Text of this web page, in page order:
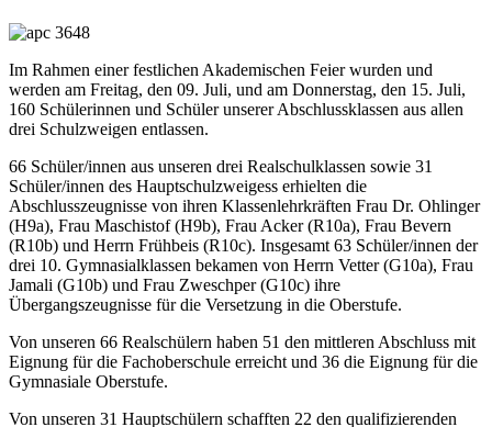
Im Rahmen einer festlichen Akademischen Feier wurden und
werden am Freitag, den 09. Juli, und am Donnerstag, den 15. Juli,
160 Schülerinnen und Schüler unserer Abschlussklassen aus allen
drei Schulzweigen entlassen.
66 Schüler/innen aus unseren drei Realschulklassen sowie 31
Schüler/innen des Hauptschulzweigess erhielten die
Abschlusszeugnisse von ihren Klassenlehrkräften Frau Dr. Ohlinger
(H9a), Frau Maschistof (H9b), Frau Acker (R10a), Frau Bevern
(R10b) und Herrn Frühbeis (R10c). Insgesamt 63 Schüler/innen der
drei 10. Gymnasialklassen bekamen von Herrn Vetter (G10a), Frau
Jamali (G10b) und Frau Zweschper (G10c) ihre
Übergangszeugnisse für die Versetzung in die Oberstufe.
Von unseren 66 Realschülern haben 51 den mittleren Abschluss mit
Eignung für die Fachoberschule erreicht und 36 die Eignung für die
Gymnasiale Oberstufe.
Von unseren 31 Hauptschülern schafften 22 den qualifizierenden